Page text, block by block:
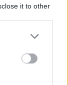
it to other